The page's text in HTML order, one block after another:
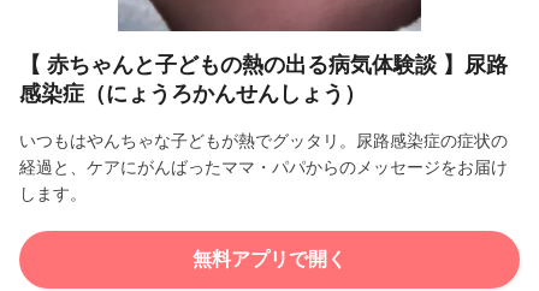
【 赤ちゃんと子どもの熱の出る病気体験談 】尿路
感染症（にょうろかんせんしょう）
いつもはやんちゃな子どもが熱でグッタリ。尿路感染症の症状の
経過と、ケアにがんばったママ・パパからのメッセージをお届け
します。
無料アプリで開く